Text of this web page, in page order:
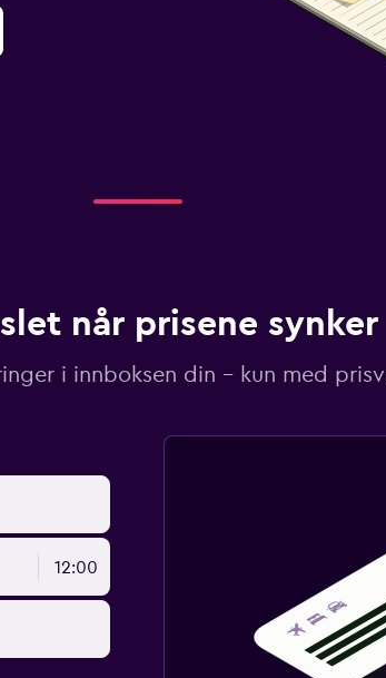
når prisene synker
i innboksen din – kun med
12:00